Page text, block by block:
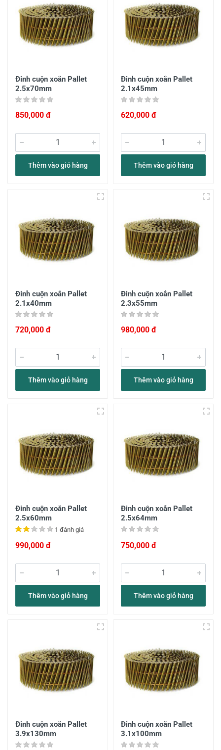
Đinh cuộn xoắn Pallet
2.5x70mm
850,000 đ
Thêm vào giỏ hàng
Đinh cuộn xoắn Pallet
2.1x45mm
620,000 đ
Thêm vào giỏ hàng
Đinh cuộn xoắn Pallet
2.1x40mm
720,000 đ
Thêm vào giỏ hàng
Đinh cuộn xoắn Pallet
2.3x55mm
980,000 đ
Thêm vào giỏ hàng
Đinh cuộn xoắn Pallet
2.5x60mm
1 đánh giá
990,000 đ
Thêm vào giỏ hàng
Đinh cuộn xoắn Pallet
2.5x64mm
750,000 đ
Thêm vào giỏ hàng
Đinh cuộn xoắn Pallet
3.9x130mm
Đinh cuộn xoắn Pallet
3.1x100mm